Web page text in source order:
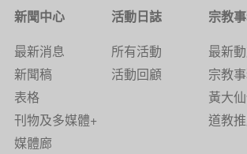
新聞中心
最新消息
新聞稿
表格
刊物及多媒體+
媒體廊
活動日誌
所有活動
活動回顧
宗教
最新
宗教
黃大
道教